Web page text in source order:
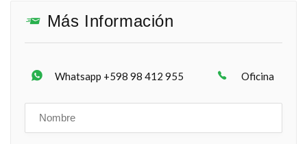
Más Información
Whatsapp +598 98 412 955 Oficina